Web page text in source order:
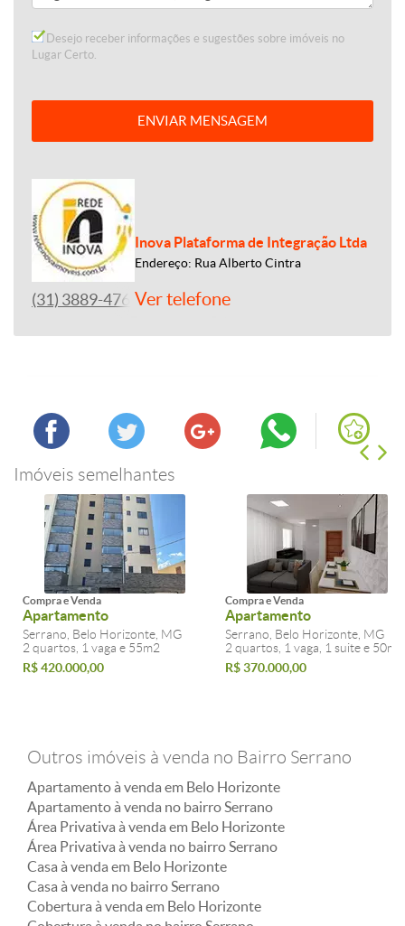
Desejo receber informações e sugestões sobre imóveis no
Lugar Certo.
ENVIAR MENSAGEM
Inova Plataforma de Integração Ltda
Endereço: Rua Alberto Cintra
(31) 3889-4765Ver telefone
Imóveis semelhantes
Compra e Venda
Apartamento
Serrano, Belo Horizonte, MG
2 quartos, 1 vaga e 55m2
R$ 420.000,00
Compra e Venda
Apartamento
Serrano, Belo Horizonte, MG
2 quartos, 1 vaga, 1 suite e 50m2
R$ 370.000,00
Outros imóveis à venda no Bairro Serrano
Apartamento à venda em Belo Horizonte
Apartamento à venda no bairro Serrano
Área Privativa à venda em Belo Horizonte
Área Privativa à venda no bairro Serrano
Casa à venda em Belo Horizonte
Casa à venda no bairro Serrano
Cobertura à venda em Belo Horizonte